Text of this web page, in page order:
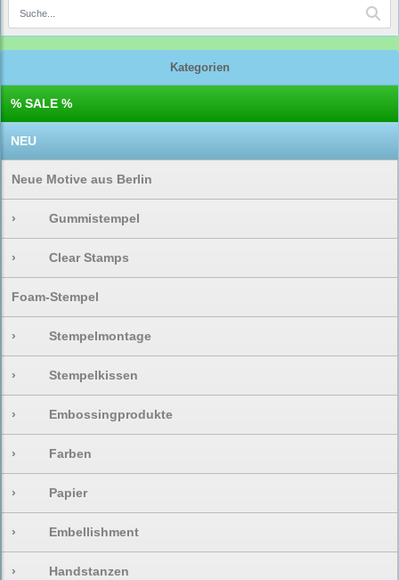
Kategorien
% SALE %
NEU
Neue Motive aus Berlin
› Gummistempel
› Clear Stamps
Foam-Stempel
› Stempelmontage
› Stempelkissen
› Embossingprodukte
› Farben
› Papier
› Embellishment
› Handstanzen